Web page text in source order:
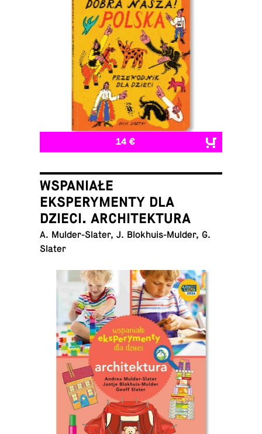
14 €
WSPANIAŁE
EKSPERYMENTY DLA
DZIECI. ARCHITEKTURA
A. Mul­der-Slater, J. Blokhuis-Mul­der, G.
Slater